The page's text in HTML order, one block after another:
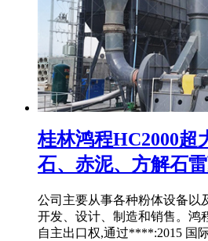
桂林鸿程HC2000超
石、赤泥、方解石
公司主要从事各种粉体设备以
开发、设计、制造和销售。鸿
自主出口权,通过****:2015 国